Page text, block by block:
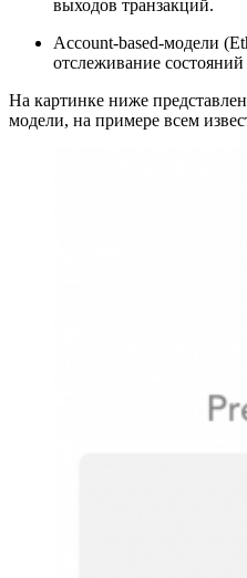
выходов транзакций.
Account-based-модели
отслеживание состояний
На картинке ниже
модели, на примере всем